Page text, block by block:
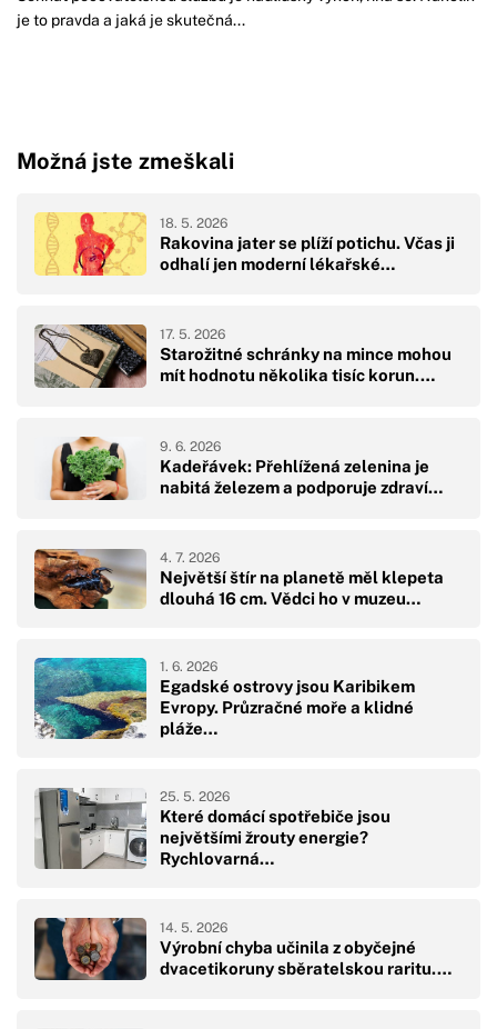
je to pravda a jaká je skutečná...
Možná jste zmeškali
Rakovina jater se plíží potichu. Včas ji
odhalí jen moderní lékařské…
18. 5. 2026
Starožitné schránky na mince mohou
mít hodnotu několika tisíc korun.…
17. 5. 2026
Kadeřávek: Přehlížená zelenina je
nabitá železem a podporuje zdraví…
9. 6. 2026
Největší štír na planetě měl klepeta
dlouhá 16 cm. Vědci ho v muzeu…
4. 7. 2026
Egadské ostrovy jsou Karibikem
Evropy. Průzračné moře a klidné
pláže…
1. 6. 2026
Které domácí spotřebiče jsou
největšími žrouty energie?
Rychlovarná…
25. 5. 2026
Výrobní chyba učinila z obyčejné
dvacetikoruny sběratelskou raritu.…
14. 5. 2026